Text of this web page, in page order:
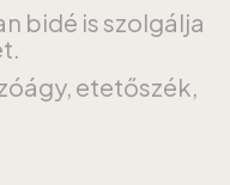
bidé is szolgálja
etetőszék,